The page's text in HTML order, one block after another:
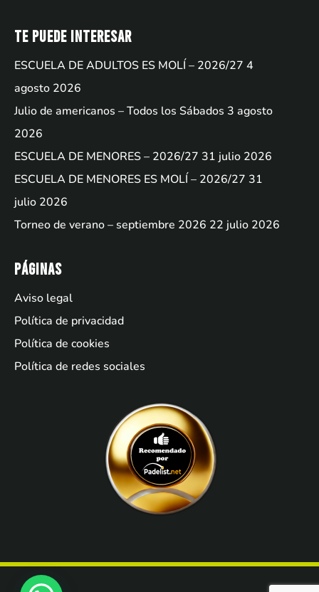
Te puede interesar
ESCUELA DE ADULTOS ES MOLÍ – 2026/27 4
agosto 2026
Julio de americanos – Todos los Sábados 3 agosto
2026
ESCUELA DE MENORES – 2026/27 31 julio 2026
ESCUELA DE MENORES ES MOLÍ – 2026/27 31
julio 2026
Torneo de verano – septiembre 2026 22 julio 2026
Páginas
Aviso legal
Política de privacidad
Política de cookies
Política de redes sociales